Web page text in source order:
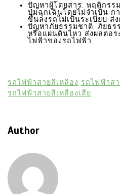
ปัญหาผู้โดยสาร: พฤติกรร
ปุ่มฉุกเฉินโดยไม่จำเป็น ก
ขึ้นลงรถไม่เป็นระเบียบ ส่
ปัญหาภัยธรรมชาติ: ภัยธร
หรือแผ่นดินไหว ส่งผลต่อ
ไฟฟ้าของรถไฟฟ้า
รถไฟฟ้าสายสีเหลือง รถไฟฟ้าส
รถไฟฟ้าสายสีเหลืองเสีย
Author